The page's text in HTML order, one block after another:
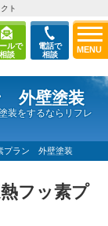
ルで
相談
電話で
相談
MENU
ト
外壁塗装
装をするならリフレ
プラン 外壁塗装
フッ素プ